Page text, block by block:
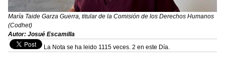
María Taide Garza Guerra, titular de la Comisión de los Derechos Humanos
(Codhet)
Autor: Josué Escamilla
La Nota se ha leido 1115 veces. 2 en este Día.